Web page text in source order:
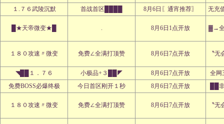
１.７６武陵沉默
首战首区████ 8月6日〖通宵推荐〗 无充
█★天帝微变★█ . 8月6日1点开放 ▓→
１８０攻速〃微变 免费∠全满打顶赞 8月6日7点开放 〝
◥██１．７６ 小极品+３██◤ 8月6日7点开放
全网
免费BOSS必爆终极
今日首区刚开１秒 8月6日7点开放 ██
１８０攻速〃微变 免费∠全满打顶赞 8月6日7点开放 〝